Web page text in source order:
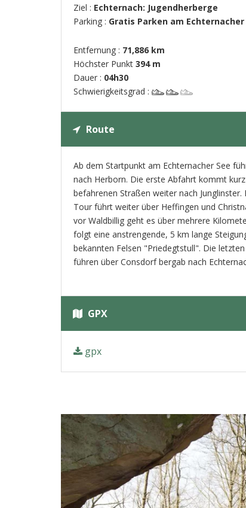
Ziel : Echternach: Jugendherberge
Parking : Gratis Parken am
Entfernung : 71,886 km
Höchster Punkt 394 m
Dauer : 04h30
Schwierigkeitsgrad :
Route
Ab dem Startpunkt am Echternacher See
nach Herborn. Die erste Abfahrt kommt
befahrenen Straßen weiter nach
Tour führt weiter über Heffingen und
vor Waldbillig geht es über mehrere
folgt eine anstrengende, 5 km lange
bekannten Felsen "Priedegtstull". Die
führen über Consdorf bergab nach
GPX
gpx